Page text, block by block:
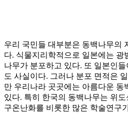
우리 국민들 대부분은 동백나무의
다. 식물지리학적으로 일본에는 광
나무가 분포하고 있다. 또 일본인
도 사실이다. 그러나 분포 면적은
만 우리나라 곳곳에는 아름다운 동
있다. 특히 한국의 동백나무는 위도
구온난화를 비롯한 많은 학술연구